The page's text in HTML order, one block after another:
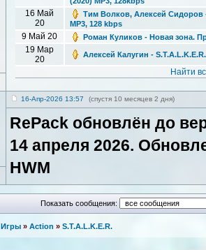
16 Май
20
Тим Волков, Алексей Сидоров
MP3, 128 kbps
9 Май 20 Роман Куликов - Новая зона.
19 Мар
20
Алексей Калугин -
Найти
16-Апр-2026 13:57 (спустя 10 месяцев 2 дня)
RePack обновлён до
14 апреля 2026.
HWM
Показать сообщения:
Игры » Action » S.T.A.L.K.E.R.